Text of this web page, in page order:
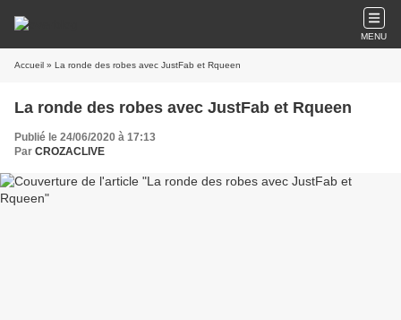
MENU
Accueil » La ronde des robes avec JustFab et Rqueen
La ronde des robes avec JustFab et Rqueen
Publié le 24/06/2020 à 17:13
Par CROZACLIVE